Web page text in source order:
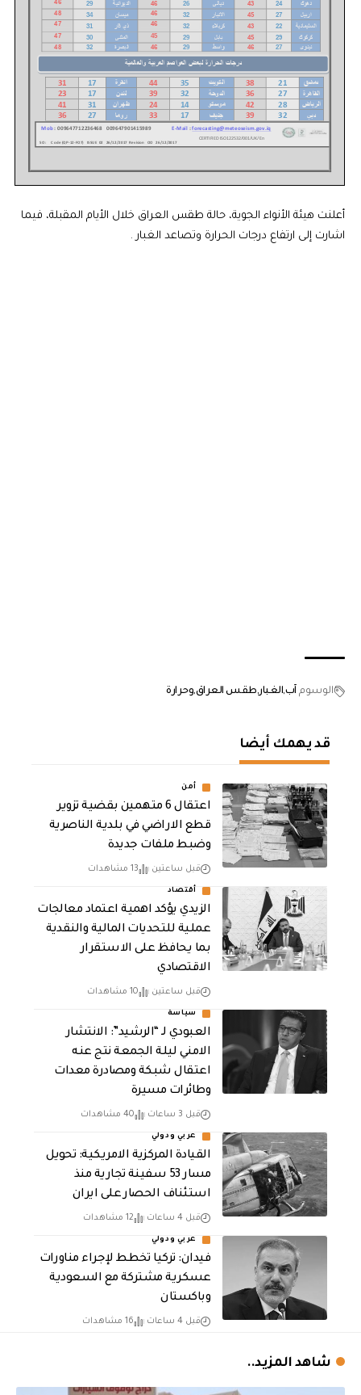
أعلنت هيئة الأنواء الجوية، حالة طقس العراق خلال الأيام المقبلة، فيما
اشارت إلى ارتفاع درجات الحرارة وتصاعد الغبار .
الوسوم آبالغبار طقس العراقوحرارة
قد يهمك أيضا
أمن
اعتقال 6 متهمين بقضية تزوير
قطع الاراضي في بلدية الناصرية
وضبط ملفات جديدة
قبل ساعتين 13 مشاهدات
أقتصاد
الزيدي يؤكد اهمية اعتماد معالجات
عملية للتحديات المالية والنقدية
بما يحافظ على الاستقرار
الاقتصادي
قبل ساعتين 10 مشاهدات
سياسة
العبودي لـ “الرشيد”: الانتشار
الامني ليلة الجمعة نتج عنه
اعتقال شبكة ومصادرة معدات
وطائرات مسيرة
قبل 3 ساعات 40 مشاهدات
عربي ودولي
القيادة المركزية الامريكية: تحويل
مسار 53 سفينة تجارية منذ
استئناف الحصار على ايران
قبل 4 ساعات 12 مشاهدات
عربي ودولي
فيدان: تركيا تخطط لإجراء مناورات
عسكرية مشتركة مع السعودية
وباكستان
قبل 4 ساعات 16 مشاهدات
شاهد المزيد..